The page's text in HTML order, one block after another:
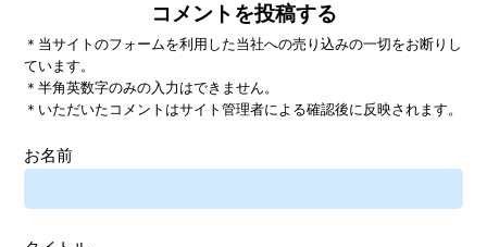
コメントを投稿する
＊当サイトのフォームを利用した当社への売り込みの一切をお断りし
ています。
＊半角英数字のみの入力はできません。
＊いただいたコメントはサイト管理者による確認後に反映されます。
お名前